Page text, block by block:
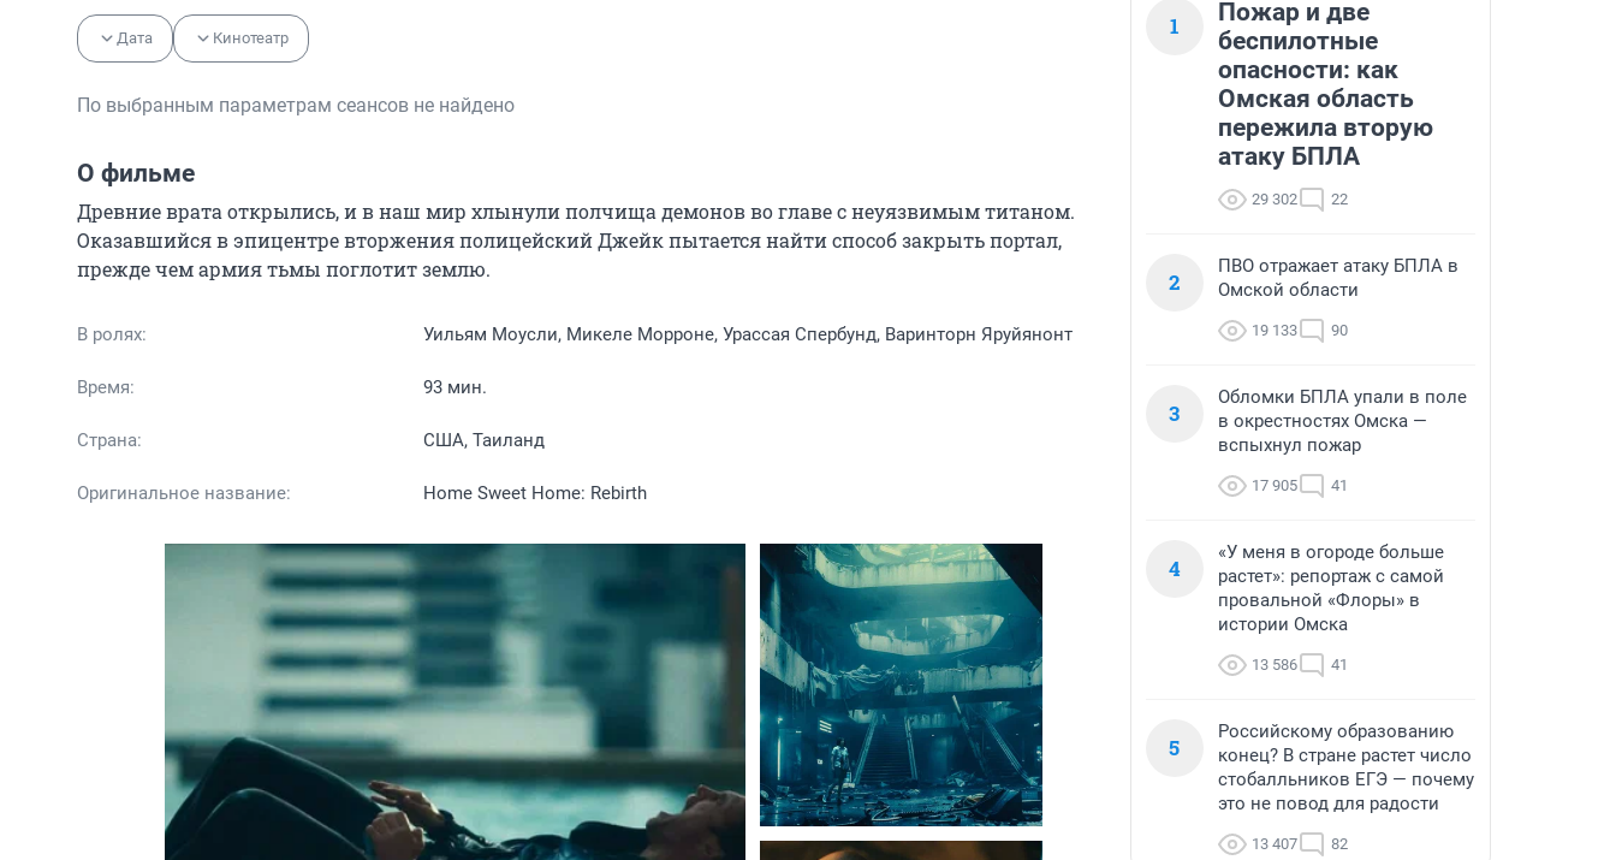
Дата Кинотеатр
По выбранным параметрам сеансов не найдено
О фильме
Древние врата открылись, и в наш мир хлынули полчища демонов во главе с неуязвимым титаном.
Оказавшийся в эпицентре вторжения полицейский Джейк пытается найти способ закрыть портал,
прежде чем армия тьмы поглотит землю.
В ролях: Уильям Моусли, Микеле Морроне, Урассая Спербунд, Варинторн Яруйянонт
Время: 93 мин.
Страна: США, Таиланд
Оригинальное название: Home Sweet Home: Rebirth
1
Пожар и две
беспилотные
опасности: как
Омская область
пережила вторую
атаку БПЛА
29 302 22
2
ПВО отражает атаку БПЛА в
Омской области
19 133 90
3
Обломки БПЛА упали в поле
в окрестностях Омска —
вспыхнул пожар
17 905 41
4
«У меня в огороде больше
растет»: репортаж с самой
провальной «Флоры» в
истории Омска
13 586 41
5
Российскому образованию
конец? В стране растет число
стобалльников ЕГЭ — почему
это не повод для радости
13 407 82